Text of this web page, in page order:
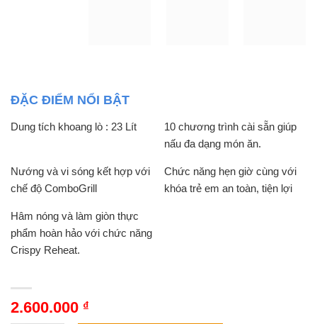
ĐẶC ĐIỂM NỔI BẬT
Dung tích khoang lò : 23 Lít
10 chương trình cài sẵn giúp
nấu đa dạng món ăn.
Nướng và vi sóng kết hợp với
chế độ ComboGrill
Chức năng hẹn giờ cùng với
khóa trẻ em an toàn, tiện lợi
Hâm nóng và làm giòn thực
phẩm hoàn hảo với chức năng
Crispy Reheat.
2.600.000 ₫